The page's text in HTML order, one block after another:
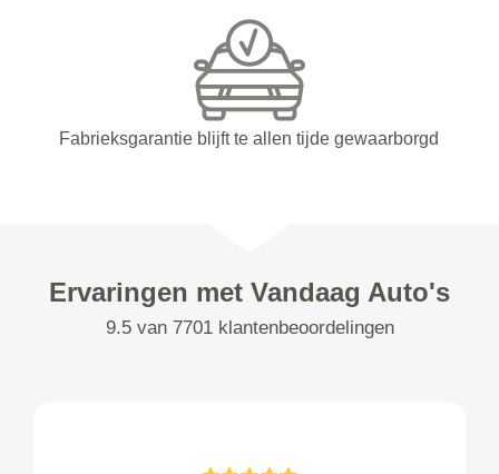
Fabrieksgarantie blijft te allen tijde gewaarborgd
Ervaringen met Vandaag Auto's
9.5 van 7701 klantenbeoordelingen